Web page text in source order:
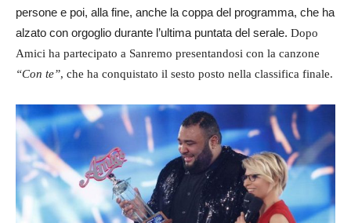
persone e poi, alla fine, anche la coppa del programma, che ha
alzato con orgoglio durante l’ultima puntata del serale. Dopo
Amici ha partecipato a Sanremo presentandosi con la canzone
“Con te”, che ha conquistato il sesto posto nella classifica finale.